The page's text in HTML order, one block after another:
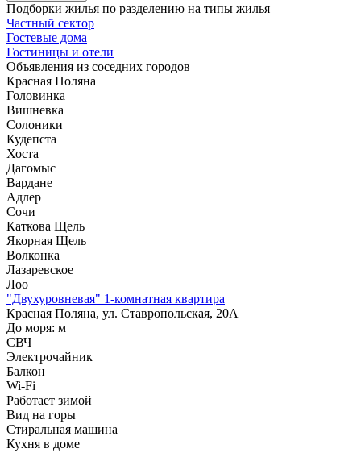
Подборки жилья по разделению на типы жилья
Частный сектор
Гостевые дома
Гостиницы и отели
Объявления из соседних городов
Красная Поляна
Головинка
Вишневка
Солоники
Кудепста
Хоста
Дагомыс
Вардане
Адлер
Сочи
Каткова Щель
Якорная Щель
Волконка
Лазаревское
Лоо
"Двухуровневая" 1-комнатная квартира
Красная Поляна, ул. Ставропольская, 20А
До моря: м
СВЧ
Электрочайник
Балкон
Wi-Fi
Работает зимой
Вид на горы
Стиральная машина
Кухня в доме